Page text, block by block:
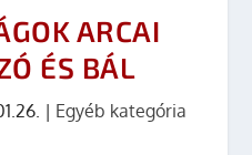
ARCAI
ÉS BÁL
| Egyéb kategória